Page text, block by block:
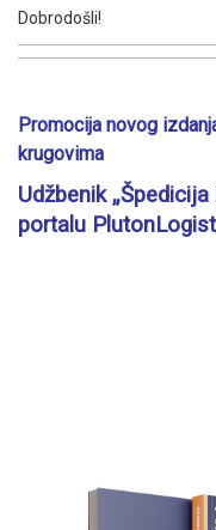
Dobrodošli!
Promocija novog
krugovima
Udžbenik
portalu